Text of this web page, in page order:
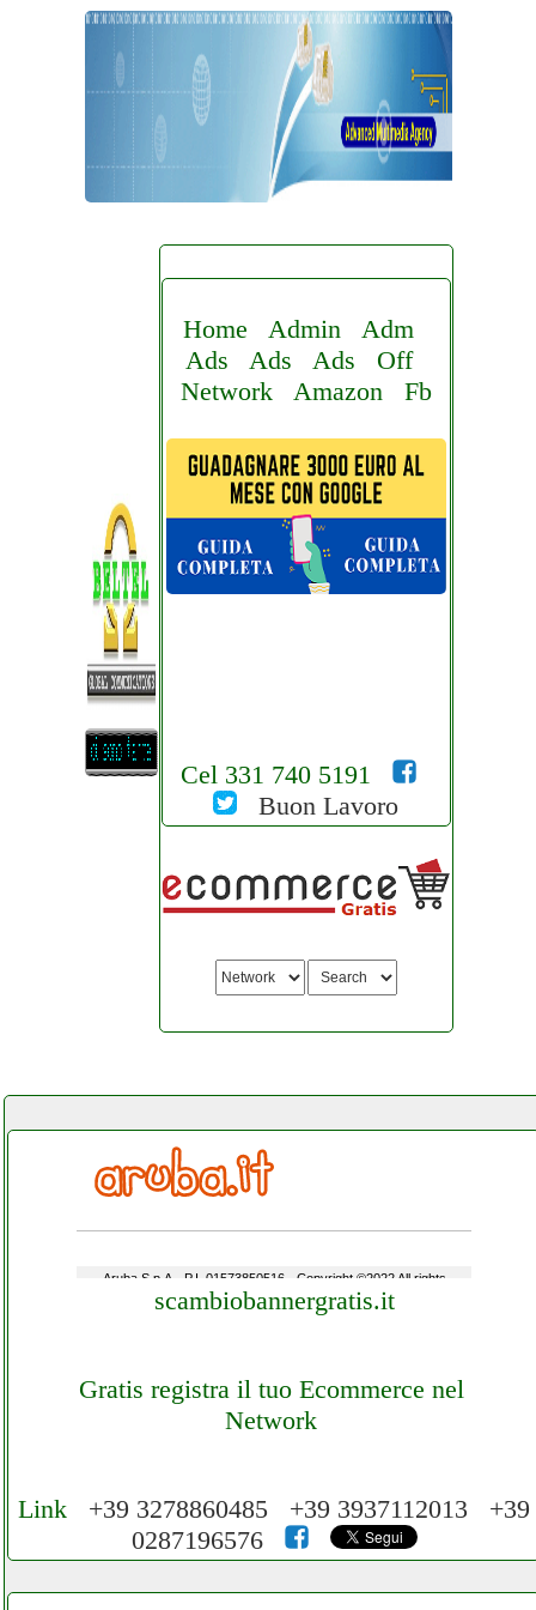
Home Admin
Adm
Ads
Ads Ads
Off
Network
Amazon Fb
Cel 331 740 5191
Buon Lavoro
scambiobannergratis.it
Gratis registra il tuo Ecommerce nel
Network
Cerchiamo Collaboratori per Lavoro nel
Network 3.000 € Mese
Link +39 3278860485 +39 3937112013 +39
0287196576